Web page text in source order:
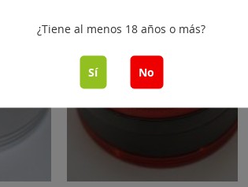
¿Tiene al menos 18 años o más?
Sí No